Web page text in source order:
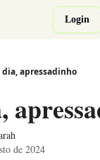
Login
dia, apressadinho
de 2024